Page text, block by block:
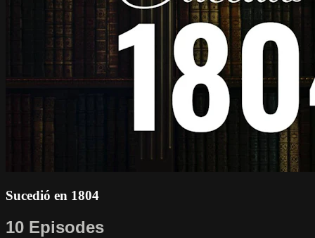
Sucedió en 1804
10 Episodes